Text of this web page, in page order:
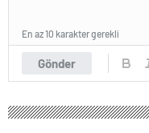
Gönder
En az 10 karakter gerekli